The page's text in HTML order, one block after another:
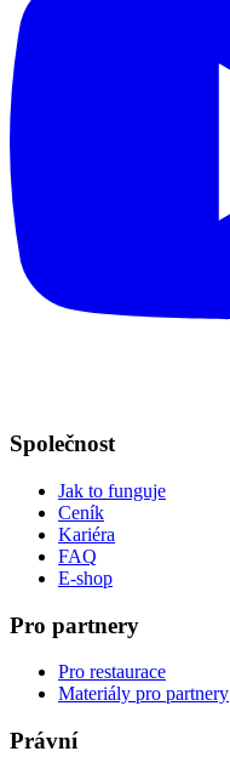
Společnost
Jak to funguje
Ceník
Kariéra
FAQ
E-shop
Pro partnery
Pro restaurace
Materiály pro partnery
Právní